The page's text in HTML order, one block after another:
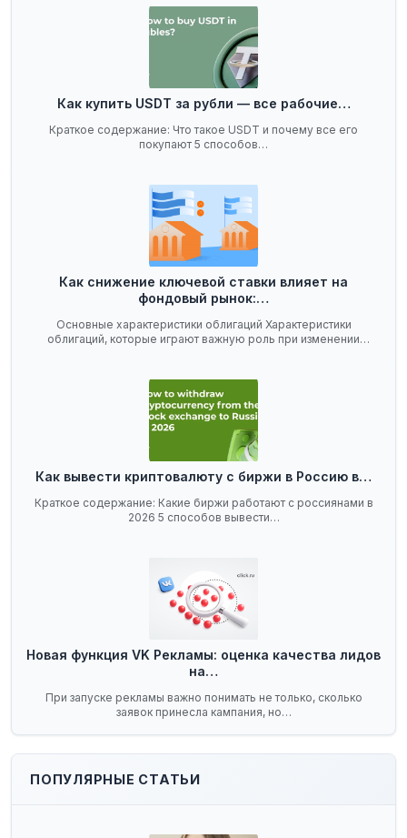
Как купить USDT за рубли — все рабочие…
Краткое содержание: Что такое USDT и почему все его
покупают 5 способов…
Как снижение ключевой ставки влияет на
фондовый рынок:…
Основные характеристики облигаций Характеристики
облигаций, которые играют важную роль при изменении
Как вывести криптовалюту с биржи в Россию в…
Краткое содержание: Какие биржи работают с россиянами в
2026 5 способов вывести…
Новая функция VK Рекламы: оценка качества лидов
на…
При запуске рекламы важно понимать не только, сколько
заявок принесла кампания, но…
ПОПУЛЯРНЫЕ СТАТЬИ